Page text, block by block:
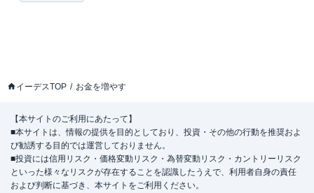
イーデスTOP お金を増やす
【本サイトのご利用にあたって】
■本サイトは、情報の提供を目的としており、投資・その他の行動を推奨およ
び勧誘する目的では運営しておりません。
■投資には信用リスク・価格変動リスク・為替変動リスク・カントリーリスク
といった様々なリスクが存在することを認識したうえで、利用者自身の責任
および判断に基づき、本サイトをご利用ください。